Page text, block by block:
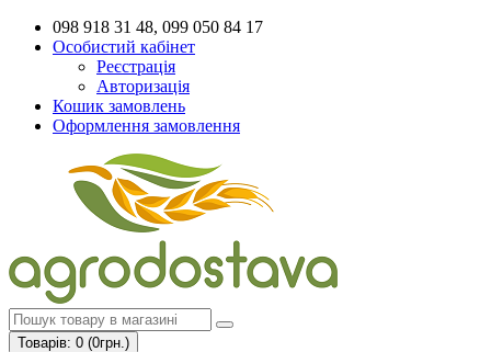
098 918 31 48, 099 050 84 17
Особистий кабінет
Реєстрація
Авторизація
Кошик замовлень
Оформлення замовлення
Товарів: 0 (0грн.)